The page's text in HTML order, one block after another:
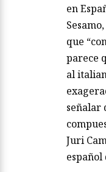
en
que
parece
al
señalar
Juri